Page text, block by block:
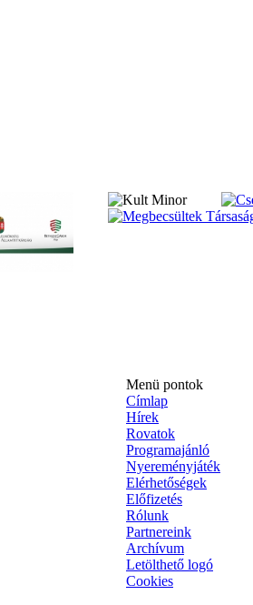
Menü pontok
Címlap
Hírek
Rovatok
Programajánló
Nyereményjáték
Elérhetőségek
Előfizetés
Rólunk
Partnereink
Archívum
Letölthető logó
Cookies